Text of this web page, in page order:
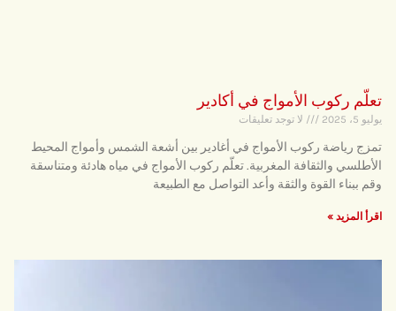
تعلّم ركوب الأمواج في أكادير
يوليو 5، 2025 لا توجد تعليقات
تمزج رياضة ركوب الأمواج في أغادير بين أشعة الشمس وأمواج المحيط
الأطلسي والثقافة المغربية. تعلّم ركوب الأمواج في مياه هادئة ومتناسقة
وقم ببناء القوة والثقة وأعد التواصل مع الطبيعة
اقرأ المزيد »